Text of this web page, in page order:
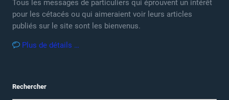
Tous les messages de particuliers qui éprouvent un intérêt
pour les cétacés ou qui aimeraient voir leurs articles
publiés sur le site sont les bienvenus.
Plus de détails …
Rechercher